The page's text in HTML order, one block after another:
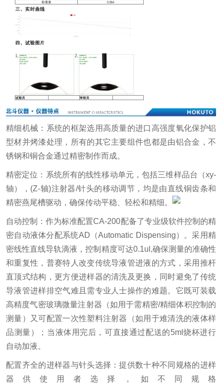
精细机械：系统的框架选用高质量的进口高强度氧化保护铝
型材并烤漆处理，所有的其它主要组件也都是由铝合金，不
锈钢和铜合金通过精密制作而成。
精密定位：系统所有的线性移动单元，包括三维样品台（xy-
轴），(Z-轴)注射器/针头的移动调节，均是由直线铜齿条和
精密燕尾槽驱动，确保传动平稳、轻松和精细。
自动控制：作为标准配置CA-200配备了专业级软件控制的精
密自动液体分配系统AD（Automatic Dispensing）。采用精
密线性直线导轨滴液，控制精度可达0.1ul,确保测量的准确性
和重复性，普赛特人改变传统导液管进液的方式，采用推杆
直顶式结构，更方便进样器的清洗及更换，同时避免了传统
导液管进样排空气难且需专业人士操作的难题。它既可装载
高精度气密玻璃微量注射器（如用于需精密/精细体积控制的
测量）又可配置一次性塑料注射器（如用于难清洗的液体样
品测量）；当液体用完后，可直接通过配送的5ml烧杯进行
自动加液。
配置齐全的进样器与针头选择：提供数十种不同规格的进样
器供使用者选择，如不同规格